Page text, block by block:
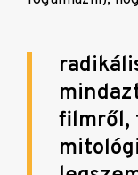
filmről,